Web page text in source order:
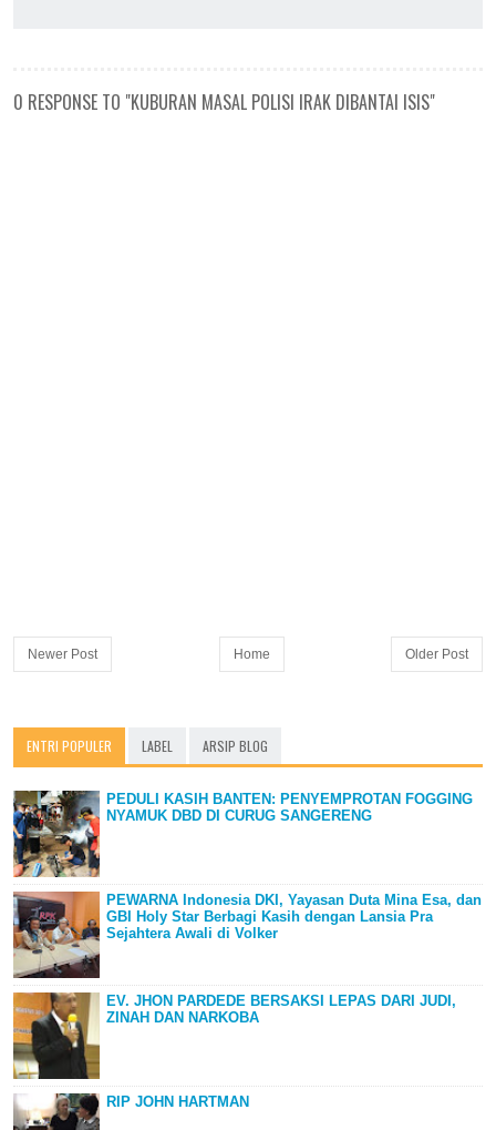
0 RESPONSE TO "KUBURAN MASAL POLISI IRAK DIBANTAI ISIS"
Newer Post Older Post
Home
ENTRI POPULER LABEL ARSIP BLOG
PEDULI KASIH BANTEN: PENYEMPROTAN FOGGING
NYAMUK DBD DI CURUG SANGERENG
PEWARNA Indonesia DKI, Yayasan Duta Mina Esa, dan
GBI Holy Star Berbagi Kasih dengan Lansia Pra
Sejahtera Awali di Volker
EV. JHON PARDEDE BERSAKSI LEPAS DARI JUDI,
ZINAH DAN NARKOBA
RIP JOHN HARTMAN